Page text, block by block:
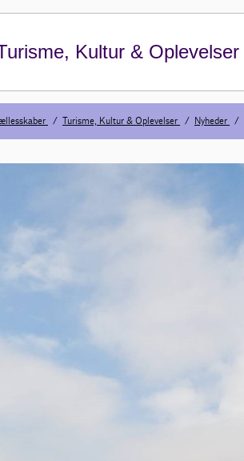
Kultur & Oplevelser
Turisme, Kultur & Oplevelser Nyheder